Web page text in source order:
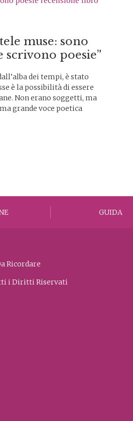
muse: sono
scrivono poesie”
dei tempi, è stato
è la possibilità di essere
Non erano soggetti, ma
grande voce poetica
GUIDA
i Diritti Riservati